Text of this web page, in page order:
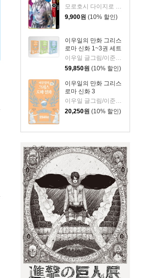
9,900원 (10% 할인)
이우일의 만화 그리스
로마 신화 1~3권 세트
이우일 글그림/이준석 역
59,850원 (10% 할인)
이우일의 만화 그리스
로마 신화 3
이우일 글그림/이준석 역
20,250원 (10% 할인)